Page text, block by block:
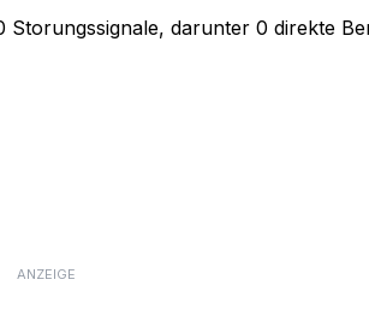
darunter 0 direkte
ANZEIGE